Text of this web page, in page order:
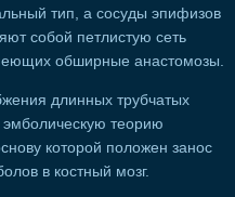
тип, а сосуды эпифизов
собой петлистую сеть
обширные анастомозы.
длинных трубчатых
теорию
которой положен занос
в костный мозг.